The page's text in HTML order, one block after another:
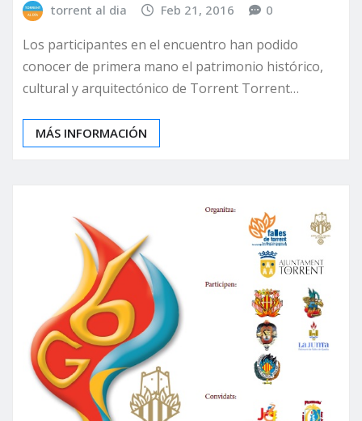
torrent al dia Feb 21, 2016 0
Los participantes en el encuentro han podido
conocer de primera mano el patrimonio histórico,
cultural y arquitectónico de Torrent Torrent…
MÁS INFORMACIÓN